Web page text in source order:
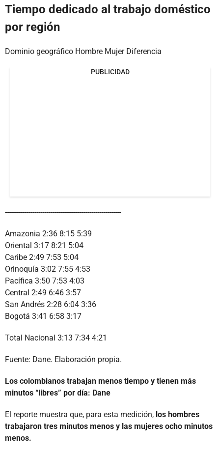
Tiempo dedicado al trabajo doméstico
por región
Dominio geográfico Hombre Mujer Diferencia
PUBLICIDAD
-----------------------------------------------------------
Amazonia 2:36 8:15 5:39
Oriental 3:17 8:21 5:04
Caribe 2:49 7:53 5:04
Orinoquía 3:02 7:55 4:53
Pacífica 3:50 7:53 4:03
Central 2:49 6:46 3:57
San Andrés 2:28 6:04 3:36
Bogotá 3:41 6:58 3:17
Total Nacional 3:13 7:34 4:21
Fuente: Dane. Elaboración propia.
Los colombianos trabajan menos tiempo y tienen más
minutos “libres” por día: Dane
El reporte muestra que, para esta medición, los hombres
trabajaron tres minutos menos y las mujeres ocho minutos
menos.